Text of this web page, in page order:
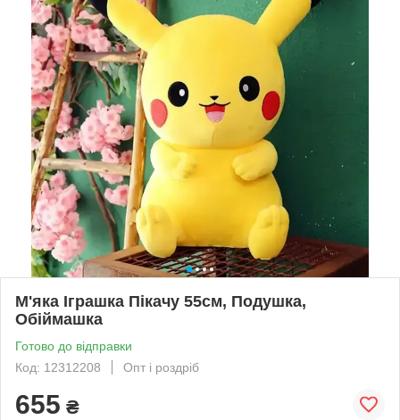
М'яка Іграшка Пікачу 55см, Подушка,
Обіймашка
Готово до відправки
Код: 12312208
Опт і роздріб
655 ₴